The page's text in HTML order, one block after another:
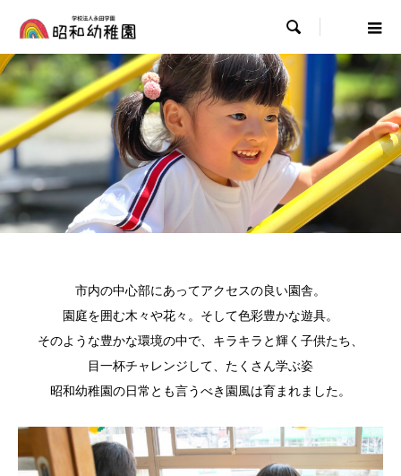

市内の中心部にあってアクセスの良い園舎。
園庭を囲む木々や花々。そして色彩豊かな遊具。
そのような豊かな環境の中で、キラキラと輝く子供たち、
目一杯チャレンジして、たくさん学ぶ姿
昭和幼稚園の日常とも言うべき園風は育まれました。